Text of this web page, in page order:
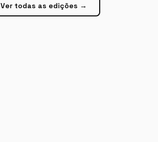
Ver todas as edições →